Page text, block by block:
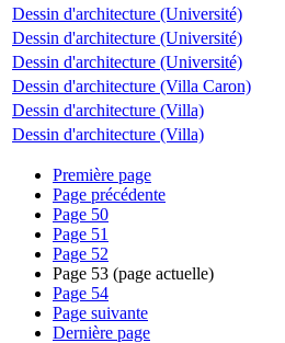
Dessin d'architecture (Université)
Dessin d'architecture (Université)
Dessin d'architecture (Université)
Dessin d'architecture (Villa Caron)
Dessin d'architecture (Villa)
Dessin d'architecture (Villa)
Première page
Page précédente
Page 50
Page 51
Page 52
Page 53 (page actuelle)
Page 54
Page suivante
Dernière page